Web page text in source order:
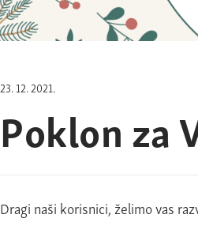
23. 12. 2021.
Poklon za
Dragi naši korisnici, želimo vas